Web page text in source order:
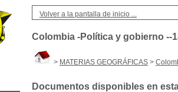
Volver a la pantalla de inicio ...
Colombia -Política y gobierno --
> MATERIAS GEOGRÁFICAS >
Documentos disponibles en